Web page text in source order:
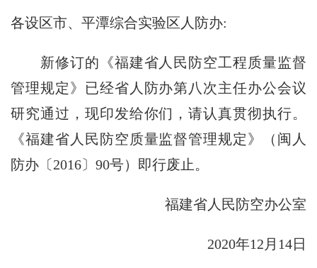
各设区市、平潭综合实验区人防办:
新修订的《福建省人民防空工程质量监督
管理规定》已经省人防办第八次主任办公会议
研究通过，现印发给你们，请认真贯彻执行。
《福建省人民防空质量监督管理规定》（闽人
防办〔2016〕90号）即行废止。
福建省人民防空办公室
2020年12月14日